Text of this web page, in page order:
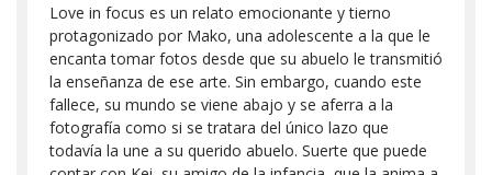
Love in focus es un relato emocionante y tierno
protagonizado por Mako, una adolescente a la que le
encanta tomar fotos desde que su abuelo le transmitió
la enseñanza de ese arte. Sin embargo, cuando este
fallece, su mundo se viene abajo y se aferra a la
fotografía como si se tratara del único lazo que
todavía la une a su querido abuelo. Suerte que puede